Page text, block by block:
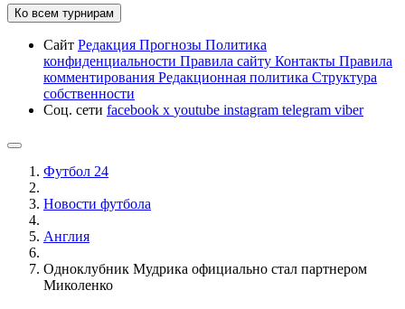
Ко всем турнирам
Сайт Редакция Прогнозы Политика
конфиденциальности Правила сайту Контакты Правила
комментирования Редакционная политика Структура
собственности
Соц. сети facebook x youtube instagram telegram viber
Футбол 24
Новости футбола
Англия
Одноклубник Мудрика официально стал партнером
Миколенко